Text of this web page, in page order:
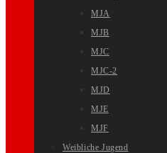
MJA
MJB
MJC
MJC-2
MJD
MJE
MJF
Weibliche Jugend